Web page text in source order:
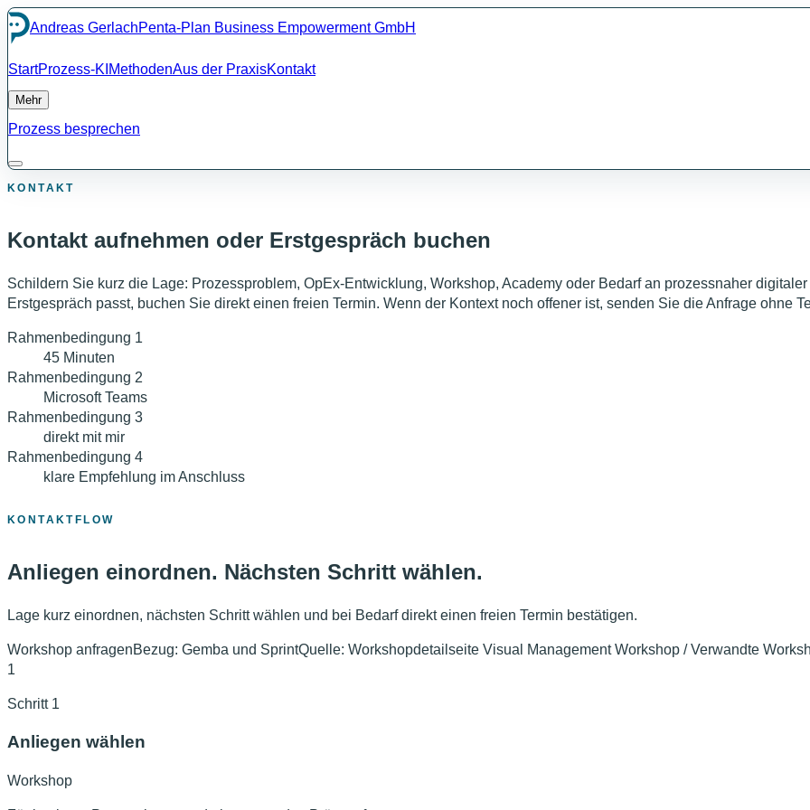
Andreas GerlachPenta-Plan Business Empowerment GmbH
StartProzess-KI MethodenAus der PraxisKontakt
Mehr
Prozess besprechen
KONTAKT
Kontakt aufnehmen oder Erstgespräch buchen
Schildern Sie kurz die Lage: Prozessproblem, OpEx-Entwicklung, Workshop, Academy oder Bedarf an prozessnaher
Erstgespräch passt, buchen Sie direkt einen freien Termin. Wenn der Kontext noch offener ist, senden Sie die Anfrage ohne
Rahmenbedingung 1
45 Minuten
Rahmenbedingung 2
Microsoft Teams
Rahmenbedingung 3
direkt mit mir
Rahmenbedingung 4
klare Empfehlung im Anschluss
KONTAKTFLOW
Anliegen einordnen. Nächsten Schritt wählen.
Lage kurz einordnen, nächsten Schritt wählen und bei Bedarf direkt einen freien Termin bestätigen.
Workshop anfragenBezug: Gemba und SprintQuelle: Workshopdetailseite Visual Management Workshop / Verwandte
1
Schritt 1
Anliegen wählen
Workshop